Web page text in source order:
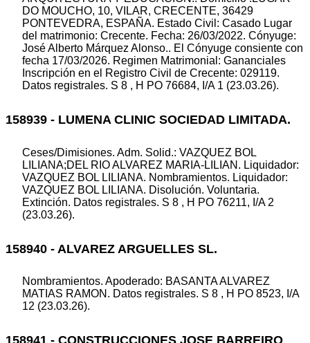
DO MOUCHO, 10, VILAR, CRECENTE, 36429
PONTEVEDRA, ESPAÑA. Estado Civil: Casado Lugar
del matrimonio: Crecente. Fecha: 26/03/2022. Cónyuge:
José Alberto Márquez Alonso.. El Cónyuge consiente con
fecha 17/03/2026. Regimen Matrimonial: Gananciales
Inscripción en el Registro Civil de Crecente: 029119.
Datos registrales. S 8 , H PO 76684, I/A 1 (23.03.26).
158939 - LUMENA CLINIC SOCIEDAD LIMITADA.
Ceses/Dimisiones. Adm. Solid.: VAZQUEZ BOL
LILIANA;DEL RIO ALVAREZ MARIA-LILIAN. Liquidador:
VAZQUEZ BOL LILIANA. Nombramientos. Liquidador:
VAZQUEZ BOL LILIANA. Disolución. Voluntaria.
Extinción. Datos registrales. S 8 , H PO 76211, I/A 2
(23.03.26).
158940 - ALVAREZ ARGUELLES SL.
Nombramientos. Apoderado: BASANTA ALVAREZ
MATIAS RAMON. Datos registrales. S 8 , H PO 8523, I/A
12 (23.03.26).